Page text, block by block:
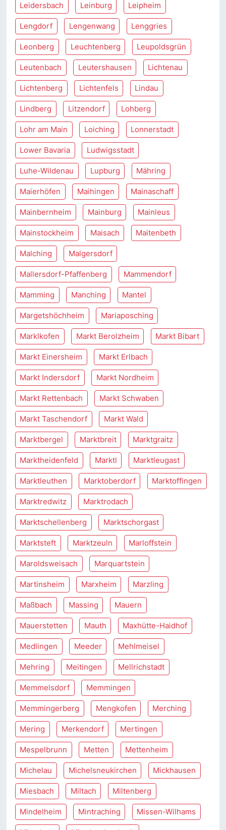
Leidersbach Leinburg Leipheim
Lengdorf Lengenwang Lenggries
Leonberg Leuchtenberg Leupoldsgrün
Leutenbach Leutershausen Lichtenau
Lichtenberg Lichtenfels Lindau
Lindberg Litzendorf Lohberg
Lohr am Main Loiching Lonnerstadt
Lower Bavaria Ludwigsstadt
Luhe-Wildenau Lupburg Mähring
Maierhöfen Maihingen Mainaschaff
Mainbernheim Mainburg Mainleus
Mainstockheim Maisach Maitenbeth
Malching Malgersdorf
Mallersdorf-Pfaffenberg Mammendorf
Mamming Manching Mantel
Margetshöchheim Mariaposching
Marklkofen Markt Berolzheim Markt Bibart
Markt Einersheim Markt Erlbach
Markt Indersdorf Markt Nordheim
Markt Rettenbach Markt Schwaben
Markt Taschendorf Markt Wald
Marktbergel Marktbreit Marktgraitz
Marktheidenfeld Marktl Marktleugast
Marktleuthen Marktoberdorf Marktoffingen
Marktredwitz Marktrodach
Marktschellenberg Marktschorgast
Marktsteft Marktzeuln Marloffstein
Maroldsweisach Marquartstein
Martinsheim Marxheim Marzling
Maßbach Massing Mauern
Mauerstetten Mauth Maxhütte-Haidhof
Medlingen Meeder Mehlmeisel
Mehring Meitingen Mellrichstadt
Memmelsdorf Memmingen
Memmingerberg Mengkofen Merching
Mering Merkendorf Mertingen
Mespelbrunn Metten Mettenheim
Michelau Michelsneukirchen Mickhausen
Miesbach Miltach Miltenberg
Mindelheim Mintraching Missen-Wilhams